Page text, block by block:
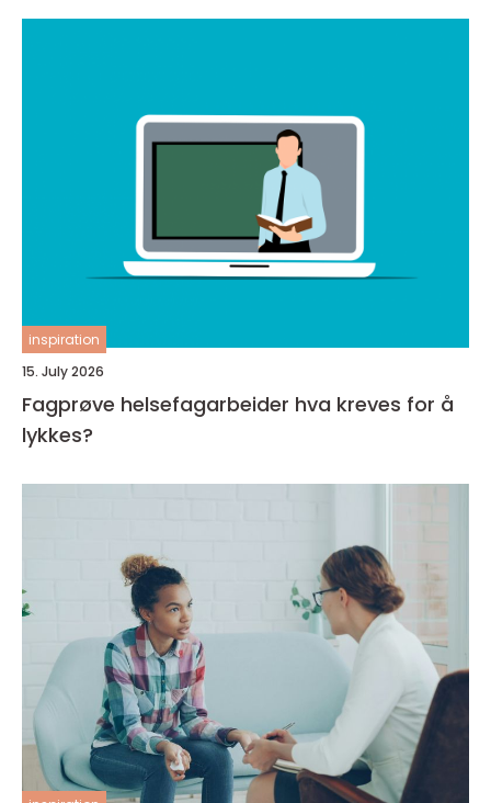
inspiration
15. July 2026
Fagprøve helsefagarbeider hva kreves for å
lykkes?